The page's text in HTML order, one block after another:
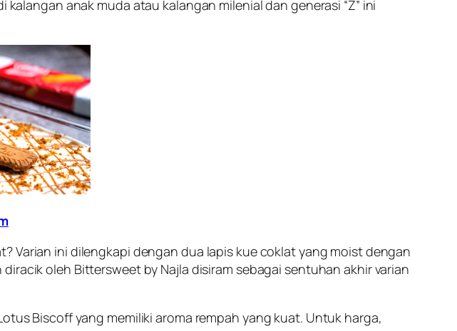
kalangan anak muda atau kalangan milenial dan generasi “Z” ini
Varian ini dilengkapi dengan dua lapis kue coklat yang moistdengan
oleh Bittersweet by Najla disiram sebagai sentuhan akhir varian
Biscoff yang memiliki aroma rempah yang kuat. Untuk harga,